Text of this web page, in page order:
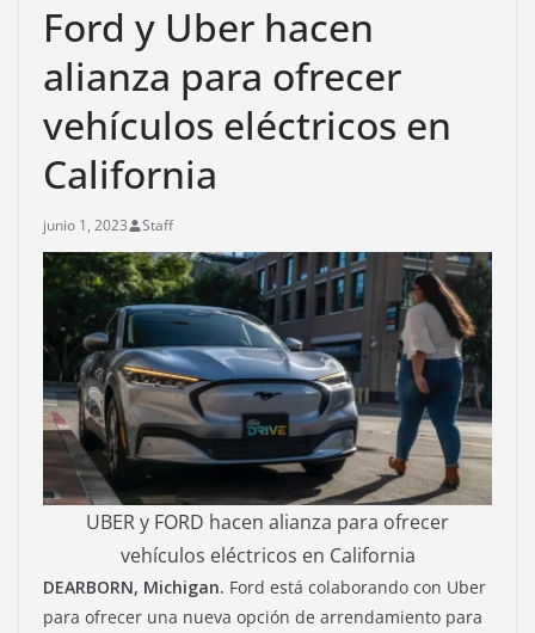
Ford y Uber hacen
alianza para ofrecer
vehículos eléctricos en
California
junio 1, 2023 Staff
UBER y FORD hacen alianza para ofrecer
vehículos eléctricos en California
DEARBORN, Michigan. Ford está colaborando con Uber
para ofrecer una nueva opción de arrendamiento para